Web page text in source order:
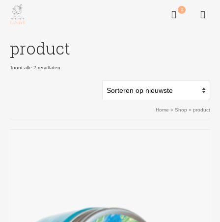
0
product
Toont alle 2 resultaten
Home » Shop » product